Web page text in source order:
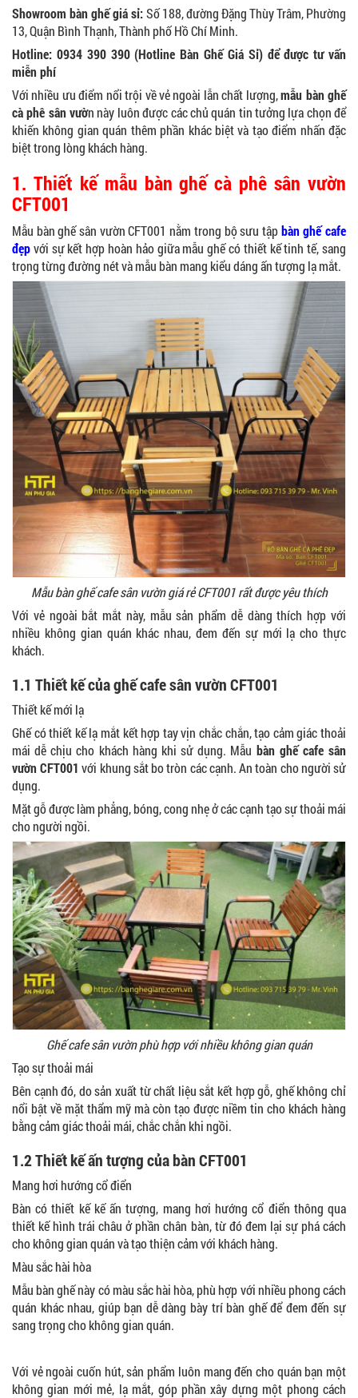
Showroom bàn ghế giá sỉ:Số 188, đường Đặng Thùy Trâm, Phường
13, Quận Bình Thạnh, Thành phố Hồ Chí Minh.
Hotline: 0934 390 390 (Hotline Bàn Ghế Giá Sỉ) để được tư vấn
miễn phí
Với nhiều ưu điểm nổi trội về vẻ ngoài lẫn chất lượng,mẫu bàn ghế
cà phê sân vườn này luôn được các chủ quán tin tưởng lựa chọn để
khiến không gian quán thêm phần khác biệt và tạo điểm nhấn đặc
biệt trong lòng khách hàng.
1. Thiết kế mẫu bàn ghế cà phê sân vườn
CFT001
Mẫu bàn ghế sân vườn CFT001 nằm trong bộ sưu tậpbàn ghế cafe
đẹpvới sự kết hợp hoàn hảo giữa mẫu ghế có thiết kế tinh tế, sang
trọng từng đường nét và mẫu bàn mang kiểu dáng ấn tượng lạ mắt.
Mẫu bàn ghế cafe sân vườn giá rẻ CFT001 rất được yêu thích
Với vẻ ngoài bắt mắt này, mẫu sản phẩm dễ dàng thích hợp với
nhiều không gian quán khác nhau, đem đến sự mới lạ cho thực
khách.
1.1 Thiết kế của ghế cafe sân vườn CFT001
Thiết kế mới lạ
Ghế có thiết kế lạ mắt kết hợp tay vịn chắc chắn, tạo cảm giác thoải
mái dễ chịu cho khách hàng khi sử dụng. Mẫu bàn ghế cafe sân
vườn CFT001 với khung sắt bo tròn các cạnh. An toàn cho người sử
dụng.
Mặt gỗ được làm phẳng, bóng, cong nhẹ ở các cạnh tạo sự thoải mái
cho người ngồi.
Ghế cafe sân vườn phù hợp với nhiều không gian quán
Tạo sự thoải mái
Bên cạnh đó, do sản xuất từ chất liệu sắt kết hợp gỗ, ghế không chỉ
nổi bật về mặt thẩm mỹ mà còn tạo được niềm tin cho khách hàng
bằng cảm giác thoải mái, chắc chắn khi ngồi.
1.2 Thiết kế ấn tượng của bàn CFT001
Mang hơi hướng cổ điển
Bàn có thiết kế kế ấn tượng, mang hơi hướng cổ điển thông qua
thiết kế hình trái châu ở phần chân bàn, từ đó đem lại sự phá cách
cho không gian quán và tạo thiện cảm với khách hàng.
Màu sắc hài hòa
Mẫu bàn ghế này có màu sắc hài hòa, phù hợp với nhiều phong cách
quán khác nhau, giúp bạn dễ dàng bày trí bàn ghế để đem đến sự
sang trọng cho không gian quán.
Với vẻ ngoài cuốn hút, sản phẩm luôn mang đến cho quán bạn một
không gian mới mẻ, lạ mắt, góp phần xây dựng một phong cách